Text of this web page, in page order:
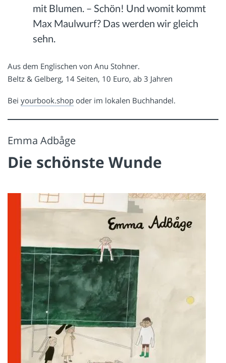
mit Blumen. – Schön! Und womit kommt
Max Maulwurf? Das werden wir gleich
sehn.
Aus dem Englischen von Anu Stohner.
Beltz & Gelberg, 14 Seiten, 10 Euro, ab 3 Jahren
Bei yourbook.shop oder im lokalen Buchhandel.
Emma Adbåge
Die schönste Wunde